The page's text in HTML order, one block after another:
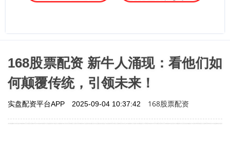
168股票配资 新牛人涌现：看他们如
何颠覆传统，引领未来！
实盘配资平台APP 2025-09-04 10:37:42 168股票配资